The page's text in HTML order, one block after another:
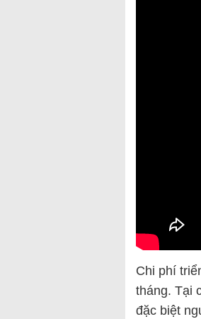
Chi phí
tháng. Tại
đặc biệt